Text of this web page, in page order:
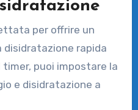
per offrire un
disidratazione rapida
puoi impostare la
e disidratazione a